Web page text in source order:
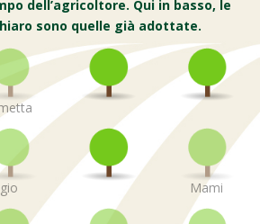
dell’agricoltore. Qui in basso, le
sono quelle già adottate.
gio Mami